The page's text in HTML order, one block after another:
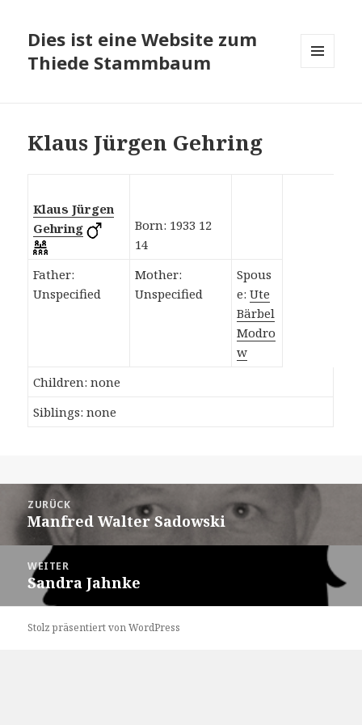
Dies ist eine Website zum
Thiede Stammbaum
Klaus Jürgen Gehring
Klaus Jürgen
Gehring
Born: 1933 12
14
Father:
Unspecified
Mother:
Unspecified
Spous
e:Ute
Bärbel
Modro
w
Children: none
Siblings: none
Beitragsnavigation
ZURÜCK
Vorheriger
Beitrag:
Manfred Walter Sadowski
WEITER
Nächster
Beitrag:
Sandra Jahnke
Stolz präsentiert von WordPress